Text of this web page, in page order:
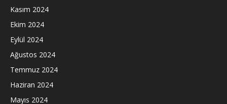
Kasım 2024
Ekim 2024
Eylül 2024
Ağustos 2024
Temmuz 2024
Haziran 2024
Mayıs 2024